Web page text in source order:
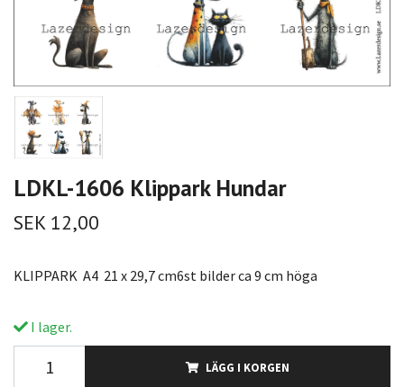
LDKL-1606 Klippark Hundar
SEK 12,00
KLIPPARK A4 21 x 29,7 cm6st bilder ca 9 cm höga
I lager.
LÄGG I KORGEN